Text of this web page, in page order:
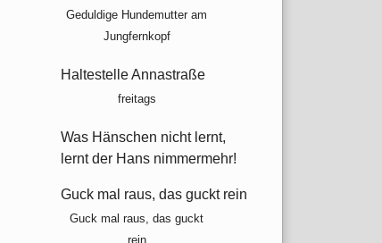
Geduldige Hundemutter am
Jungfernkopf
Haltestelle Annastraße
freitags
Was Hänschen nicht lernt,
lernt der Hans nimmermehr!
Guck mal raus, das guckt rein
Guck mal raus, das guckt
rein